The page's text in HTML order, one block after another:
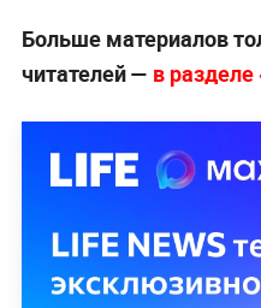
Больше материалов
читателей — в